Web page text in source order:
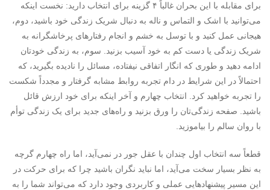
برای مقابله با این بحران غالباً ۴ گزینه برای انتخاب دارید: نخست اینکه
می‌توانید با اشک و التماس و ناله به دنبال شریک زندگی خود باشید، دوم،
هیجانی عمل کنید و با توسل به خشم و انجام رفتارهای پرخاشگرانه به
شریک زندگی یا دست کم به خود آسیب بزنید. سوم، به زندگی خودتان
ادامه دهید و طوری که انگار اتفاقی نیفتاده، مسائل را نادیده بگیرید، که
احتمالاً در این شرایط در دام تجربه روابط مشابه گرفتار و مجدداً شکست
را تجربه خواهید کرد. انتخاب چهارم و آخر اینکه برای خود ارزش قائل
باشید. صفحه زندگی‌تان را ورق بزنید و راه‌های جدید برای یک زندگی توأم
با روان سالم را بیاموزید.
قطعاً سه انتخاب اول چندان با عقل جور در نمی‌آید، اما راه چهارم گرچه
به نظر بسیار سخت می‌آید، اما نباید نگران باشید چرا که برای حرکت در
این مسیر پیشنهادهایی عملی و کاربردی وجود دارد که می‌تواند شما را به